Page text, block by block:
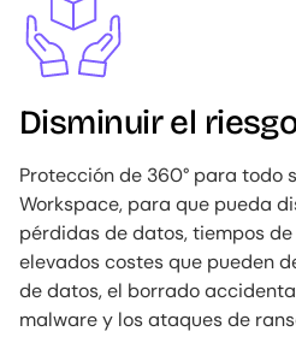
Disminuir el
Protección de 360° para todo
Workspace, para que pueda
pérdidas de datos, tiempos
elevados costes que pueden
de datos, el borrado
malware y los ataques de